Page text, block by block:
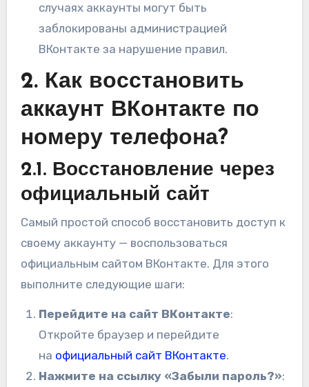
случаях аккаунты могут быть
заблокированы администрацией
ВКонтакте за нарушение правил.
2. Как восстановить
аккаунт ВКонтакте по
номеру телефона?
2.1. Восстановление через
официальный сайт
Самый простой способ восстановить доступ к
своему аккаунту — воспользоваться
официальным сайтом ВКонтакте. Для этого
выполните следующие шаги:
Перейдите на сайт ВКонтакте:
Откройте браузер и перейдите
на официальный сайт ВКонтакте.
Нажмите на ссылку «Забыли пароль?»: